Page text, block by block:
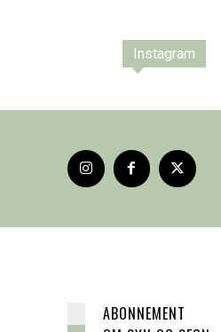
Instagram
ABONNEMENT